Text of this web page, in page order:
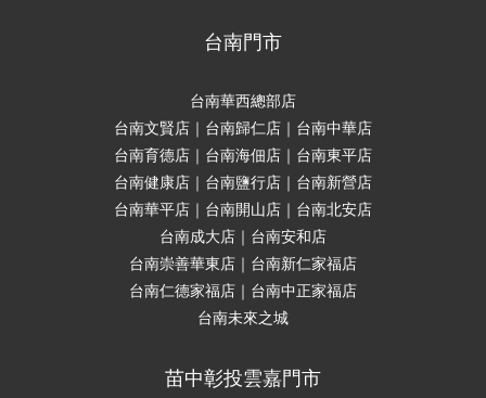
台南門市
台南華西總部店
台南文賢店｜台南歸仁店｜台南中華店
台南育德店｜台南海佃店｜台南東平店
台南健康店｜台南鹽行店｜台南新營店
台南華平店｜台南開山店｜台南北安店
台南成大店｜台南安和店
台南崇善華東店｜台南新仁家福店
台南仁德家福店｜台南中正家福店
台南未來之城
苗中彰投雲嘉門市